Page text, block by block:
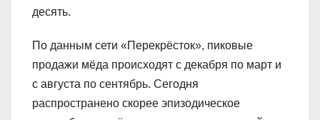
десять.
По данным сети «Перекрёсток», пиковые
продажи мёда происходят с декабря по март и
с августа по сентябрь. Сегодня
распространено скорее эпизодическое